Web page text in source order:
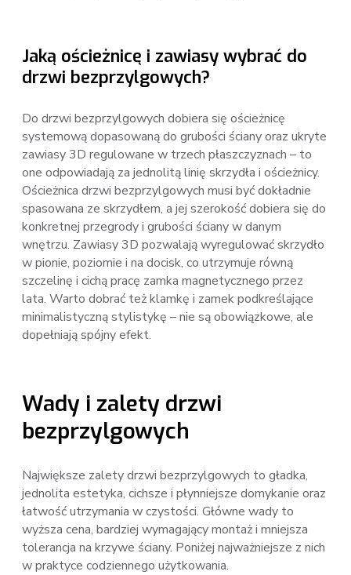
Jaką ościeżnicę i zawiasy wybrać do
drzwi bezprzylgowych?
Do drzwi bezprzylgowych dobiera się ościeżnicę
systemową dopasowaną do grubości ściany oraz ukryte
zawiasy 3D regulowane w trzech płaszczyznach – to
one odpowiadają za jednolitą linię skrzydła i ościeżnicy.
Ościeżnica drzwi bezprzylgowych musi być dokładnie
spasowana ze skrzydłem, a jej szerokość dobiera się do
konkretnej przegrody i grubości ściany w danym
wnętrzu. Zawiasy 3D pozwalają wyregulować skrzydło
w pionie, poziomie i na docisk, co utrzymuje równą
szczelinę i cichą pracę zamka magnetycznego przez
lata. Warto dobrać też klamkę i zamek podkreślające
minimalistyczną stylistykę – nie są obowiązkowe, ale
dopełniają spójny efekt.
Wady i zalety drzwi
bezprzylgowych
Największe zalety drzwi bezprzylgowych to gładka,
jednolita estetyka, cichsze i płynniejsze domykanie oraz
łatwość utrzymania w czystości. Główne wady to
wyższa cena, bardziej wymagający montaż i mniejsza
tolerancja na krzywe ściany. Poniżej najważniejsze z nich
w praktyce codziennego użytkowania.